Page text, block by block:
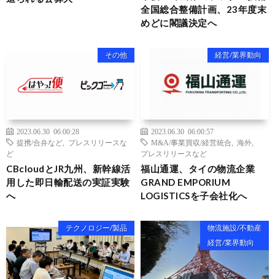
全国総合整備計画、23年度末
めどに閣議決定へ
その他
2023.06.30 06:00:28
提携/合弁など
プレスリリースな
ど
CBcloudとJR九州、新幹線活
用した即日輸配送の実証実験
へ
経営/業界動向
2023.06.30 06:00:57
M&A/事業買収/経営統合
海外
プレスリリースなど
福山通運、タイの物流企業
GRAND EMPORIUM
LOGISTICSを子会社化へ
テクノロジー/製品
物流施設/不動産
経営/業界動向